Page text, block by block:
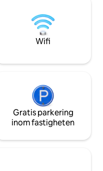
🏡
bad
Wifi
Gratis parkering
inom fastigheten